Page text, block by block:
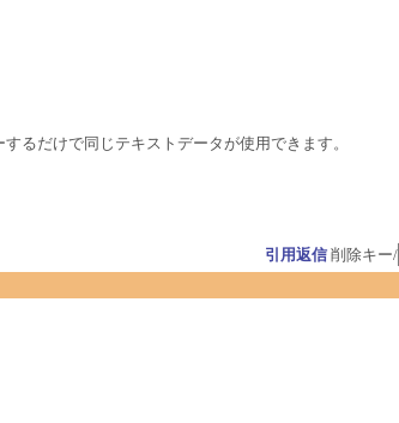
るだけで同じテキストデータが使用できます。
引用返信 削除キー/